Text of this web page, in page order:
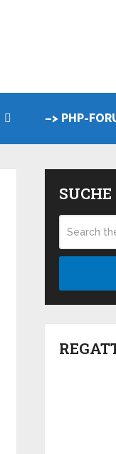
–> PHP-
SUCHE